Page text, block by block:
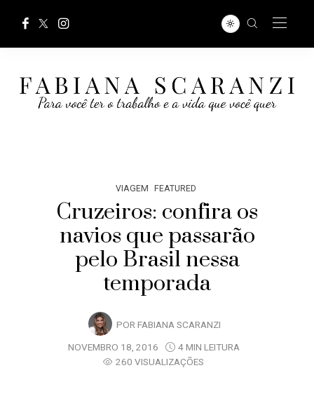
VIAGEM FEATURED
Cruzeiros: confira os
navios que passarão
pelo Brasil nessa
temporada
POR FABIANA SCARANZI
NOVEMBRO 18, 2016
4 MIN LEITURA
260 VISUALIZAÇÕES